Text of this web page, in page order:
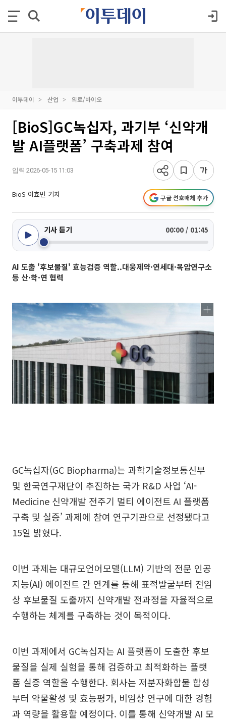
이투데이 산업 의료/바이오
[BioS]GC녹십자, 과기부 ‘신약개
발 AI플랫폼’ 구축과제 참여
입력 2026-05-15 11:03
BioS 이효빈 기자 구글 선호매체 추가
기사 듣기 00:00 / 01:45
AI 도출 '후보물질' 효능검증 역할..대웅제약·연세대·목암연구소
등 산·학·연 협력
GC녹십자(GC Biopharma)는 과학기술정보통신부
및 한국연구재단이 추진하는 국가 R&D 사업 ‘AI-
Medicine 신약개발 전주기 멀티 에이전트 AI 플랫폼
구축 및 실증’ 과제에 참여 연구기관으로 선정됐다고
15일 밝혔다.
이번 과제는 대규모언어모델(LLM) 기반의 전문 인공
지능(AI) 에이전트 간 연계를 통해 표적발굴부터 전임
상 후보물질 도출까지 신약개발 전과정을 자율적으로
수행하는 체계를 구축하는 것이 목적이다.
이번 과제에서 GC녹십자는 AI 플랫폼이 도출한 후보
물질을 실제 실험을 통해 검증하고 최적화하는 플랫
폼 실증 역할을 수행한다. 회사는 저분자화합물 합성
부터 약물활성 및 효능평가, 비임상 연구에 대한 경험
과 역량을 활용할 예정이다. 이를 통해 신약개발 AI 모